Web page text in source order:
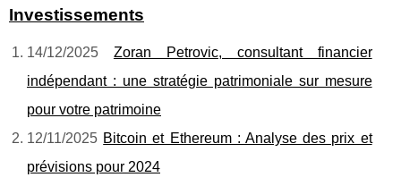
Investissements
14/12/2025 Zoran Petrovic, consultant financier
indépendant : une stratégie patrimoniale sur mesure
pour votre patrimoine
12/11/2025 Bitcoin et Ethereum : Analyse des prix et
prévisions pour 2024